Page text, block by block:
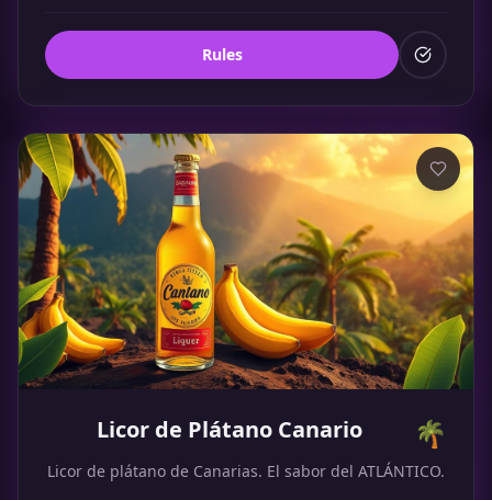
Rules
Licor de Plátano Canario 🌴
Licor de plátano de Canarias. El sabor del ATLÁNTICO.